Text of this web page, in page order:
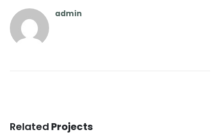
admin
Related Projects